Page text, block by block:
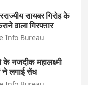
सायबर गिरोह के
वाला गिरफ्तार
Info Bureau
नजदीक महालक्ष्मी
ने लगाई सेंध